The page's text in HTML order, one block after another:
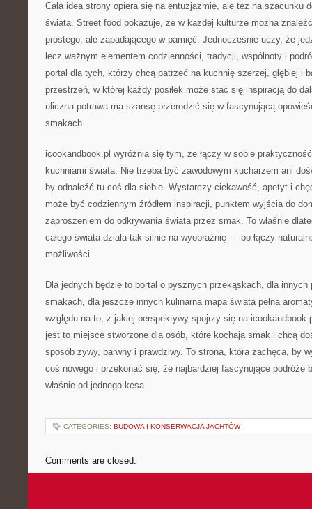
Cała idea strony opiera się na entuzjazmie, ale też na szacunku
świata. Street food pokazuje, że w każdej kulturze można
prostego, ale zapadającego w pamięć. Jednocześnie uczy, że
lecz ważnym elementem codzienności, tradycji, wspólnoty i
portal dla tych, którzy chcą patrzeć na kuchnię szerzej, głębiej i
przestrzeń, w której każdy posiłek może stać się inspiracją do
uliczna potrawa ma szansę przerodzić się w fascynującą
smakach.
icookandbook.pl wyróżnia się tym, że łączy w sobie
kuchniami świata. Nie trzeba być zawodowym kucharzem ani
by odnaleźć tu coś dla siebie. Wystarczy ciekawość, apetyt i
może być codziennym źródłem inspiracji, punktem wyjścia do
zaproszeniem do odkrywania świata przez smak. To właśnie
całego świata działa tak silnie na wyobraźnię — bo łączy
możliwości.
Dla jednych będzie to portal o pysznych przekąskach, dla innych
smakach, dla jeszcze innych kulinarna mapa świata pełna
względu na to, z jakiej perspektywy spojrzy się na
jest to miejsce stworzone dla osób, które kochają smak i chcą
sposób żywy, barwny i prawdziwy. To strona, która zachęca, by
coś nowego i przekonać się, że najbardziej fascynujące podróże
właśnie od jednego kęsa.
CATEGORIES: BUDOWA I KONSERWACJA JACHTÓW
Comments are closed.